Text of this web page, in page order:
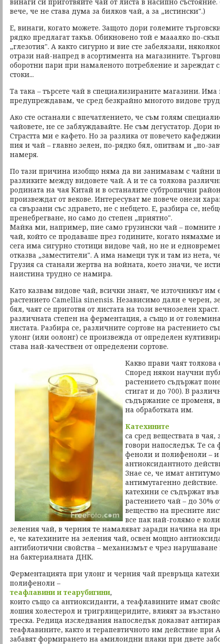
вече, че не става дума за билков чай, а за „истински".)
Е, винаги, когато можете. Защото дори големите
рядко предлагат такъв. Обикновено той е мааалко по-
„глезотия". А както сигурно и вие сте забелязали,
отрази най-напред в асортимента на магазините.
оборотни пари при намаленото потребление и зареждат
стоки...
Та така – търсете чай в специализираните магазини.
предупреждавам, че сред безкрайно многото видове
Ако сте останали с впечатлението, че съм голям
чайовете, не се заблуждавайте. Не съм дегустатор. Дори
Страстта ми е кафето. Но за разлика от повечето
пия и чай – главно зелен, по-рядко бял, опитвам и „по-
намеря.
По тази причина изобщо няма да ви занимавам с чайни
разликите между видовете чай. А и те са толкова
родината на чая Китай и в останалите субтропични
произвеждат от векове. Интересуват ме повече онези
са свързани със здравето, не с небцето. Е, разбира се,
пренебрегване, но само до степен „приятно".
Майка ми, например, пие само грузински чай – помните
чай, който се продаваше през годините, когато нямахме
сега има сигурно стотици видове чай, но не и
отказва „заместители". А има намеци тук и там из нета,
Грузия са станали жертва на войната, което значи, че
наистина трудно се намира.
Като казвам видове чай, всички знаят, че източникът им
растението Camellia sinensis. Независимо дали е черен,
бял, чаят се приготвя от листата на този вечнозелен
различната степен на ферментация, а също и от
листата. Разбира се, различните сортове на растението
улонг (или оолонг) се произвежда от определен
става най-качествен от определени сортове.
Какво прави чаят
Според някои научни
растението съдържат
стигат и до 700). В
съдържание се променя,
на обработката им.
Катехините
са сред веществата в
говори напоследък. Те
феноли и полифеноли –
антиоксидантното
Знае се, че имат
антимутагенно
катехини се съдържат
растението чай – до 30%
вещество на пресните
все пак най-голямо е
зеления чай, в черния те намаляват заради начина на
е, че катехините на зеления чай, освен мощно
антибиотични свойства – механизмът е чрез нарушаване
на бактериалната ДНК.
Ферментацията при улонг и черния чай превръща
полифеноли –
теафлавини и теарубигини,
които също са антиоксиданти, а теафлавините имат
лошия холестерол и тригрлицеридите, влияят за
треска. Редица изследвания напоследък доказват
теафлавините, както и терапевтичното им действие
забавят формирането на амилоидни плаки при двете